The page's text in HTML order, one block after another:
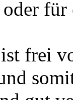
für
ist frei